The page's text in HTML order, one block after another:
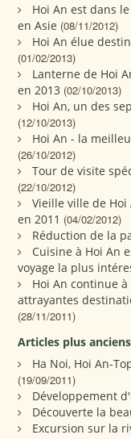
Hoi An est dans
en Asie (08/11/2012)
Hoi An élue
(01/02/2013)
Lanterne de Hoi
en 2013 (02/10/2013)
Hoi An, un des
(12/10/2013)
Hoi An - la
(26/10/2012)
Tour de visite
(22/10/2012)
Vieille ville de
en 2011 (04/02/2012)
Réduction de la
Cuisine à Hoi An
voyage la plus
Hoi An continue
attrayantes
(28/11/2011)
Articles plus anciens
Ha Noi, Hoi An-
(19/09/2011)
Développement
Découverte la
Excursion sur la